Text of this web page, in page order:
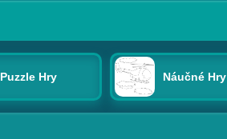
Puzzle Hry Náučné Hry